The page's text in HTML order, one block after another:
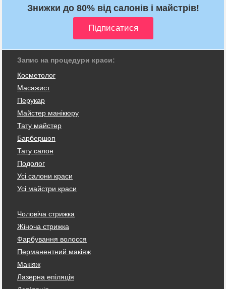
Знижки до 80% від салонів і майстрів!
Запис на процедури краси:
Косметолог
Масажист
Перукар
Майстер манікюру
Тату майстер
Барбершоп
Тату салон
Подолог
Усі салони краси
Усі майстри краси
Чоловіча стрижка
Жіноча стрижка
Фарбування волосся
Перманентний макіяж
Макіяж
Лазерна епіляція